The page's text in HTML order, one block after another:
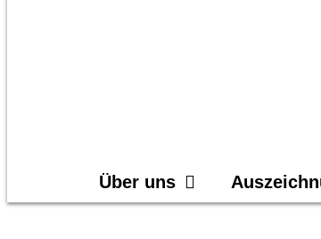
Über uns